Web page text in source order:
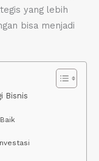
yang lebih
bisa menjadi
Bisnis